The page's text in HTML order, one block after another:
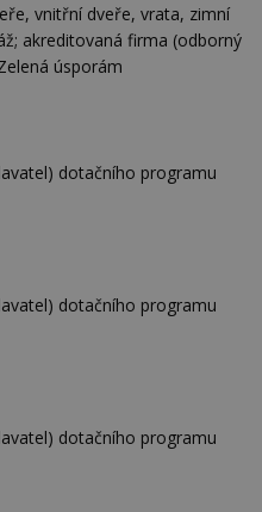
vnitřní dveře, vrata, zimní
akreditovaná firma (odborný
úsporám
dotačního programu
dotačního programu
dotačního programu